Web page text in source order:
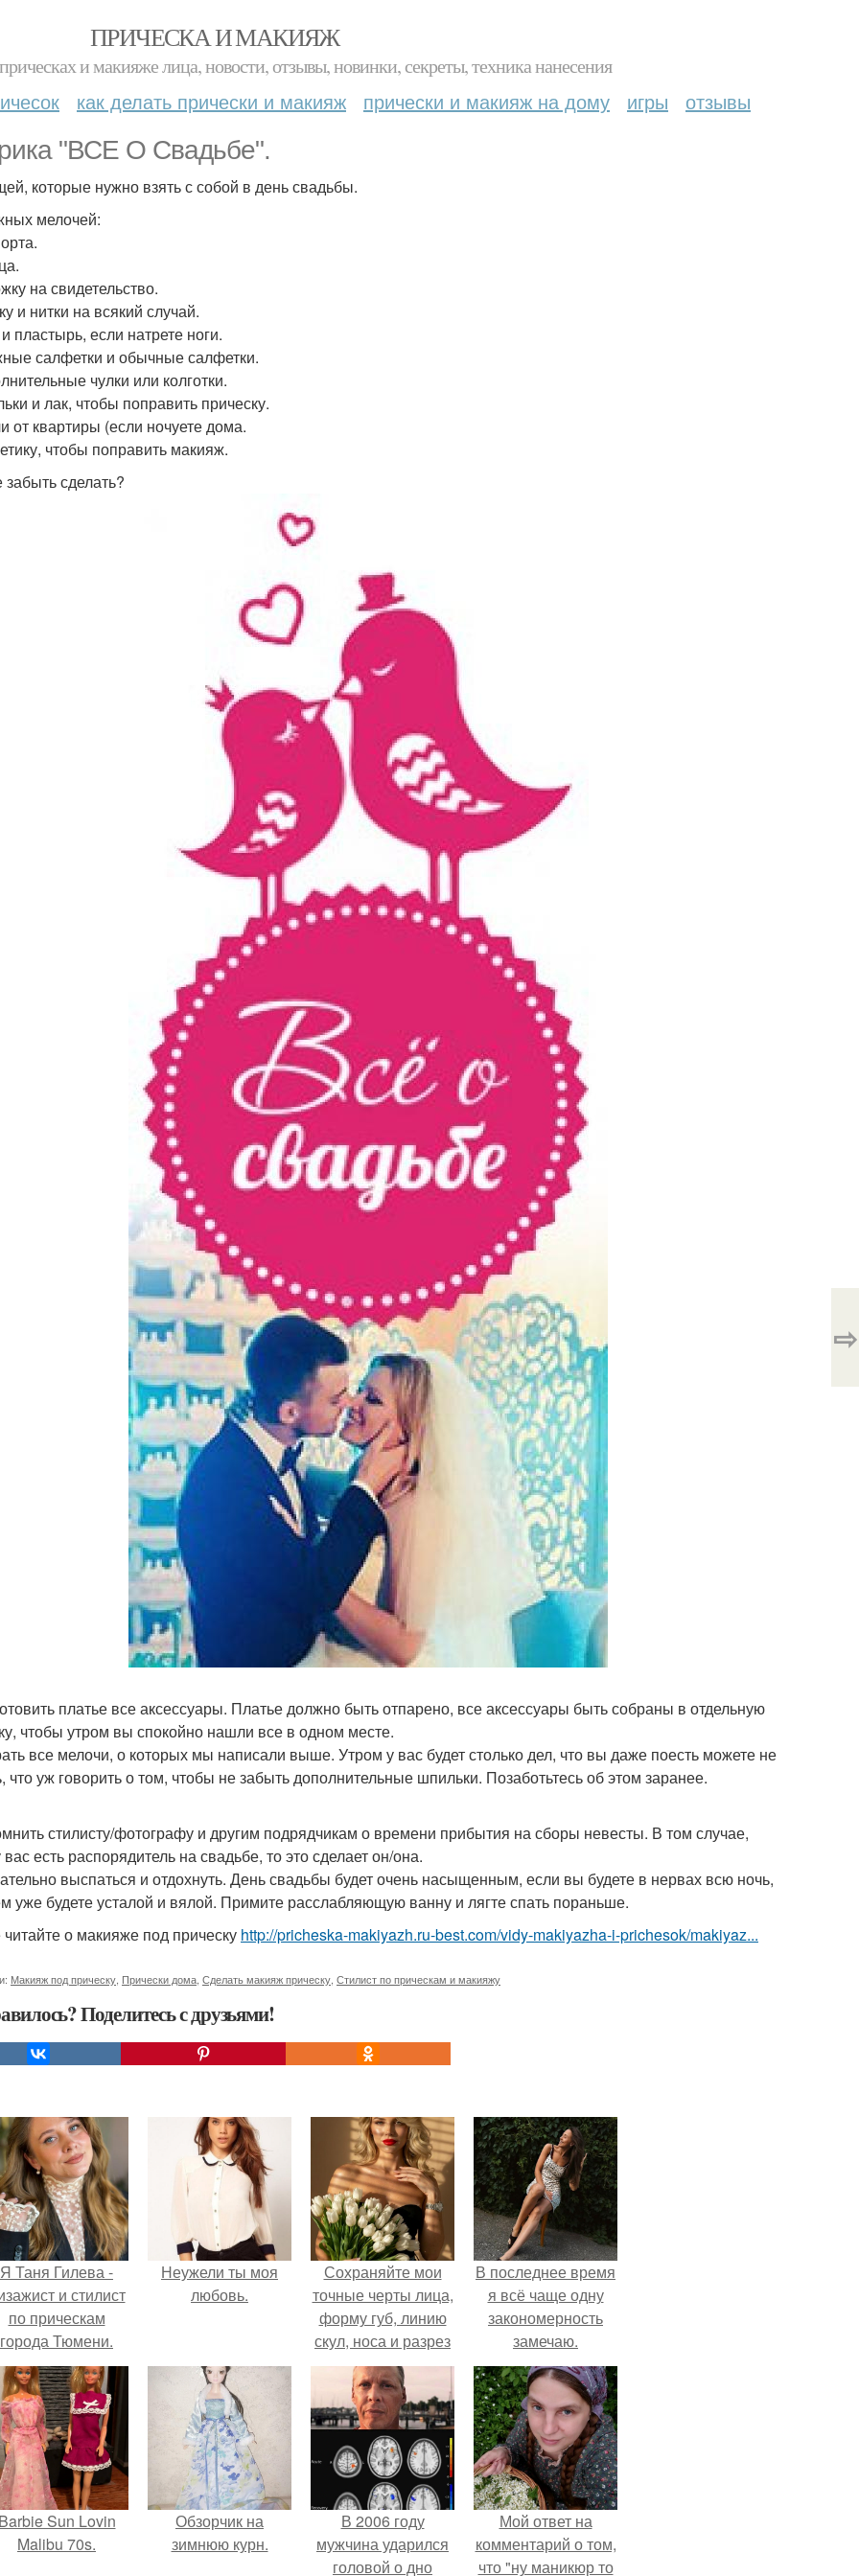
ПРИЧЕСКА И МАКИЯЖ
и макияже лица, новости, отзывы, новинки, секреты, техника нанесения
как делать прически и макияж прически и макияж на дому игры отзывы
"ВСЕ О Свадьбе".
которые нужно взять с собой в день свадьбы.
мелочей:
на свидетельство.
и нитки на всякий случай.
пластырь, если натрете ноги.
салфетки и обычные салфетки.
чулки или колготки.
и лак, чтобы поправить прическу.
от квартиры (если ночуете дома.
чтобы поправить макияж.
забыть сделать?
платье все аксессуары. Платье должно быть отпарено, все аксессуары быть собраны в отдельную
чтобы утром вы спокойно нашли все в одном месте.
все мелочи, о которых мы написали выше. Утром у вас будет столько дел, что вы даже поесть можете не
что уж говорить о том, чтобы не забыть дополнительные шпильки. Позаботьтесь об этом заранее.
стилисту/фотографу и другим подрядчикам о времени прибытия на сборы невесты. В том случае,
есть распорядитель на свадьбе, то это сделает он/она.
выспаться и отдохнуть. День свадьбы будет очень насыщенным, если вы будете в нервах всю ночь,
уже будете усталой и вялой. Примите расслабляющую ванну и лягте спать пораньше.
о макияже под прическу http://pricheska-makiyazh.ru-best.com/vidy-makiyazha-i-prichesok/makiyaz...
Макияж под прическу Прически дома Сделать макияж прическу Стилист по прическам и макияжу
Поделитесь с друзьями!
⇨
Я Таня Гилева -
и стилист
по прическам
города Тюмени.
Неужели ты моя
любовь.
Сохраняйте мои
точные черты лица,
форму губ, линию
скул, носа и разрез
глаз.
В последнее время
я всё чаще одну
закономерность
замечаю.
Barbie Sun Lovin
Malibu 70s.
Обзорчик на
зимнюю курн.
В 2006 году
мужчина ударился
головой о дно
Мой ответ на
комментарий о том,
что "ну маникюр то